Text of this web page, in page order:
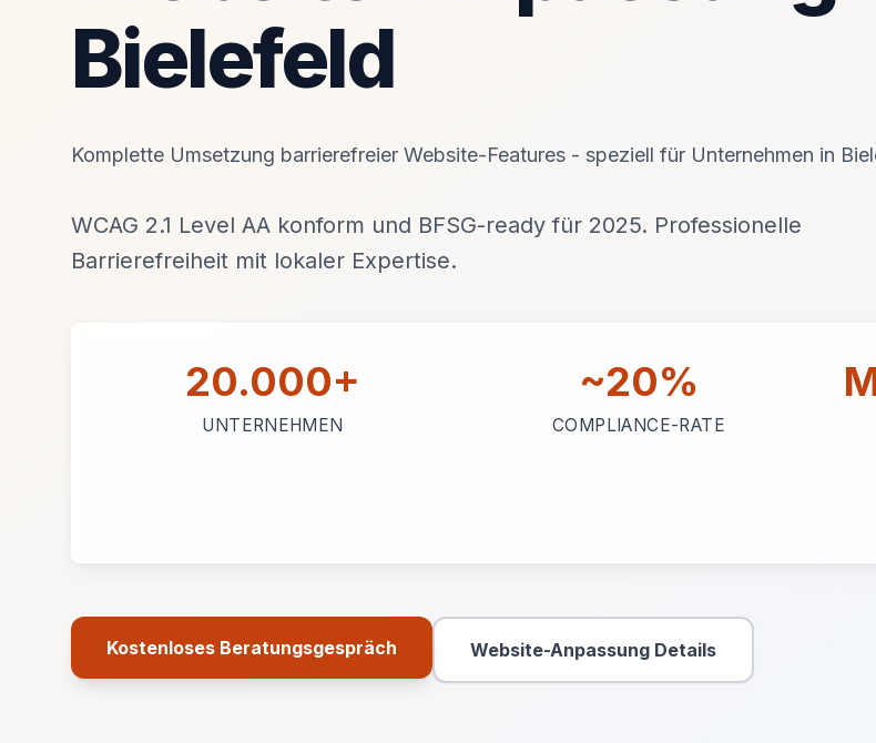
Bielefeld
Komplette Umsetzung barrierefreier Website-Features - speziell für Unternehmen in
WCAG 2.1 Level AA konform und BFSG-ready für 2025. Professionelle
Barrierefreiheit mit lokaler Expertise.
20.000+
UNTERNEHMEN
~20%
COMPLIANCE-RATE
Kostenloses Beratungsgespräch
Primäre Aktion Website-Anpassung Details
Sekundäre Aktion